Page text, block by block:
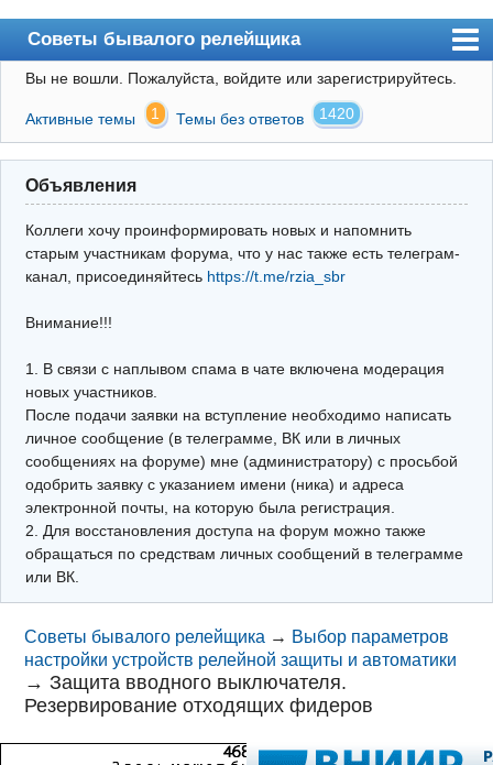
Советы бывалого релейщика
Форум
Правила
Поиск
Регистрация
Архив
Почта
Поиск релейщика
Видео РЗиА
Фотохостинг
Телеграм
Вы не вошли. Пожалуйста, войдите или зарегистрируйтесь.
Активные темы 1 Темы без ответов 1420
Объявления
Коллеги хочу проинформировать новых и напомнить
старым участникам форума, что у нас также есть телеграм-
канал, присоединяйтесь https://t.me/rzia_sbr
Внимание!!!
1. В связи с наплывом спама в чате включена модерация
новых участников.
После подачи заявки на вступление необходимо написать
личное сообщение (в телеграмме, ВК или в личных
сообщениях на форуме) мне (администратору) с просьбой
одобрить заявку с указанием имени (ника) и адреса
электронной почты, на которую была регистрация.
2. Для восстановления доступа на форум можно также
обращаться по средствам личных сообщений в телеграмме
или ВК.
Советы бывалого релейщика → Выбор параметров
настройки устройств релейной защиты и автоматики
→Защита вводного выключателя.
Резервирование отходящих фидеров